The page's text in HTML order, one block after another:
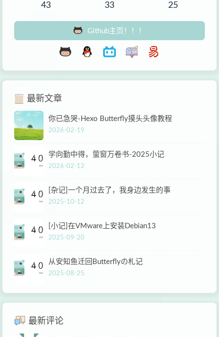
43 33 25
Github主页！！！
最新文章
你已急哭-Hexo Butterfly摸头头像教程
2026-02-19
学向勤中得，萤窗万卷书-2025小记
2026-02-12
[杂记]一个月过去了，我身边发生的事
2025-10-12
[小记]在VMware上安装Debian13
2025-09-20
从安知鱼迁回Butterflyの札记
2025-08-25
最新评论